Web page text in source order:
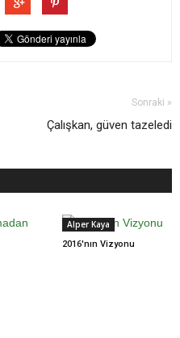
Sonraki »
Çalışkan, güven tazeledi
Alper Kaya
2016'nın Vizyonu